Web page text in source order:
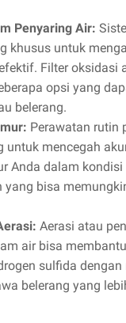
Penyaring Air:
khusus untuk
Filter oksidasi
opsi yang
belerang.
Perawatan rutin
untuk mencegah
Anda dalam
yang bisa
Aerasi atau
air bisa
sulfida
belerang yang